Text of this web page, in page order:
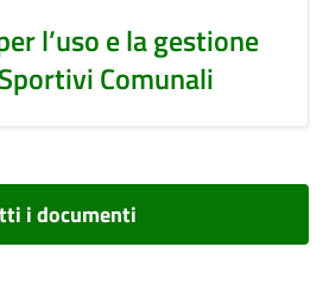
l’uso e la gestione
Comunali
i documenti